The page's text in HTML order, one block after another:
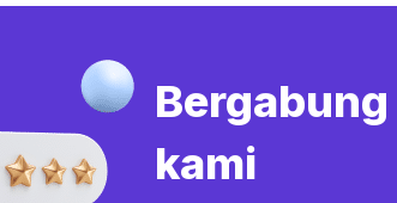
kami